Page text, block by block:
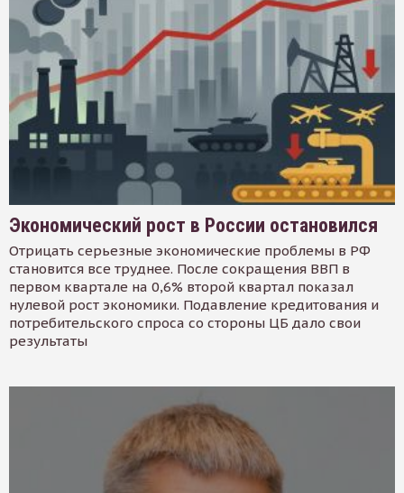
Экономический рост в России остановился
Отрицать серьезные экономические проблемы в РФ
становится все труднее. После сокращения ВВП в
первом квартале на 0,6% второй квартал показал
нулевой рост экономики. Подавление кредитования и
потребительского спроса со стороны ЦБ дало свои
результаты